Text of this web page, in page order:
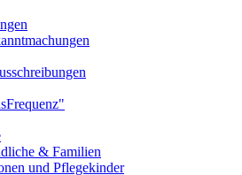
& Familien
und Pflegekinder